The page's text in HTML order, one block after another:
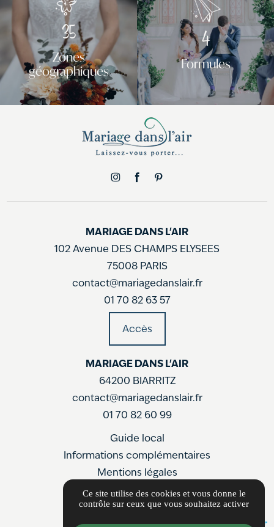
35
Zones
géographiques
4
Formules
MARIAGE DANS L'AIR
102 Avenue DES CHAMPS ELYSEES
75008 PARIS
contact@mariagedanslair.fr
01 70 82 63 57
Accès
MARIAGE DANS L'AIR
64200 BIARRITZ
contact@mariagedanslair.fr
01 70 82 60 99
Guide local
Informations complémentaires
Mentions légales
Politique de confidentialité
Gestion des cookies
Ce site utilise des cookies et vous donne le
contrôle sur ceux que vous souhaitez activer